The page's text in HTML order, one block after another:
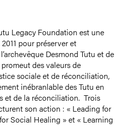
Legacy Foundation est une
pour préserver et
Desmond Tutu et de
des valeurs de
sociale et de réconciliation,
inébranlable des Tutu en
et de la réconciliation. Trois
son action : « Leading for
Social Healing » et « Learning